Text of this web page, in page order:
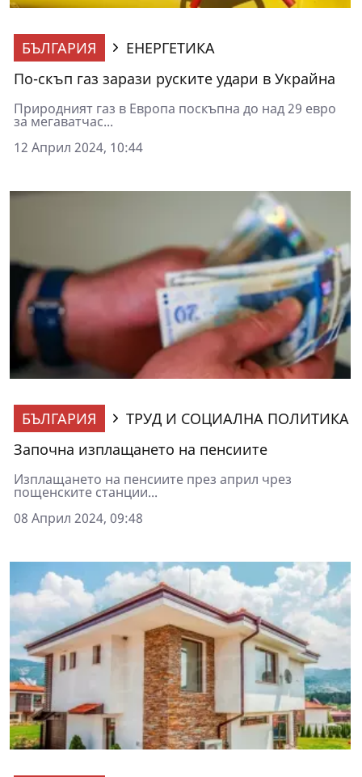
БЪЛГАРИЯ
ЕНЕРГЕТИКА
По-скъп газ зарази руските удари в Украйна
Природният газ в Европа поскъпна до над 29 евро
за мегаватчас...
12 Април 2024, 10:44
БЪЛГАРИЯ
ТРУД И СОЦИАЛНА ПОЛИТИКА
Започна изплащането на пенсиите
Изплащането на пенсиите през април чрез
пощенските станции...
08 Април 2024, 09:48